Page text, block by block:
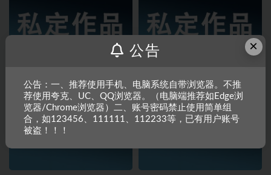
×
公告
公告：一、推荐使用手机、电脑系统自带浏览器。不推
荐使用夸克、UC、QQ浏览器。（电脑端推荐如Edge浏
览器/Chrome浏览器）二、账号密码禁止使用简单组
合，如123456、111111、112233等，已有用户账号
被盗！！！